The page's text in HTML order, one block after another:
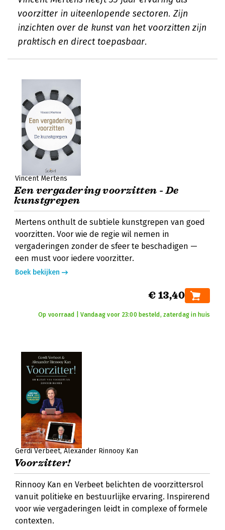
voorzitter in uiteenlopende sectoren. Zijn
inzichten over de kunst van het voorzitten zijn
praktisch en direct toepasbaar.
Vincent Mertens
Een vergadering voorzitten - De
kunstgrepen
Mertens onthult de subtiele kunstgrepen van goed
voorzitten. Voor wie de regie wil nemen in
vergaderingen zonder de sfeer te beschadigen —
een must voor iedere voorzitter.
Boek bekijken
€ 13,40
Op voorraad | Vandaag voor 23:00 besteld, zaterdag in huis
Gerdi Verbeet Alexander Rinnooy Kan
Voorzitter!
Rinnooy Kan en Verbeet belichten de voorzittersrol
vanuit politieke en bestuurlijke ervaring. Inspirerend
voor wie vergaderingen leidt in complexe of formele
contexten.